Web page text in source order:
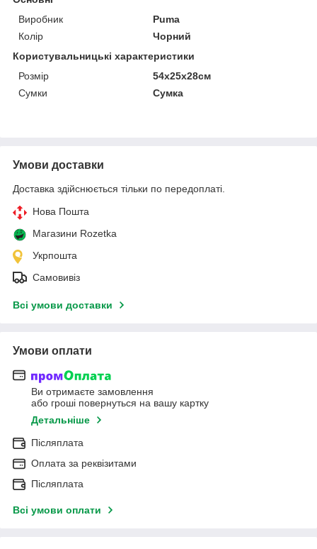
Виробник
Puma
Колір
Чорний
Користувальницькі характеристики
Розмір
54x25x28см
Сумки
Сумка
Умови доставки
Доставка здійснюється тільки по передоплаті.
Нова Пошта
Магазини Rozetka
Укрпошта
Самовивіз
Всі умови доставки
Умови оплати
Ви отримаєте замовлення
або гроші повернуться на вашу картку
Детальніше
Післяплата
Оплата за реквізитами
Післяплата
Всі умови оплати